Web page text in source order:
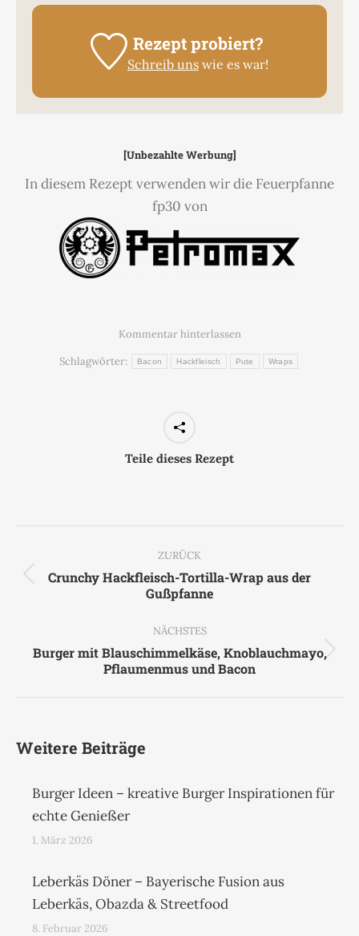
Rezept probiert?
Schreib unswie es war!
[Unbezahlte Werbung]
In diesem Rezept verwenden wir die Feuerpfanne
fp30 von
Kommentar hinterlassen
Schlagwörter:
Bacon Hackfleisch Pute Wraps
Teile dieses Rezept
ZURÜCK
Vorheriger
Crunchy Hackfleisch-Tortilla-Wrap aus der
Gußpfanne
NÄCHSTES
Nächster
Burger mit Blauschimmelkäse, Knoblauchmayo,
Pflaumenmus und Bacon
Weitere Beiträge
Burger Ideen – kreative Burger Inspirationen für
echte Genießer
1. März 2026
Leberkäs Döner – Bayerische Fusion aus
Leberkäs, Obazda & Streetfood
8. Februar 2026